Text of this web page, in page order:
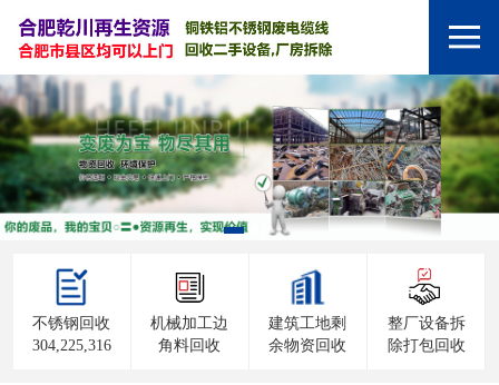
不锈钢回收
304,225,316
机械加工边
角料回收
建筑工地剩
余物资回收
整厂设备拆
除打包回收